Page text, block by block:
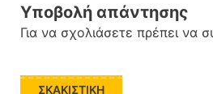
Υποβολή απάντησης
Για να σχολιάσετε πρέπει να
ΣΚΑΚΙΣΤΙΚΉ